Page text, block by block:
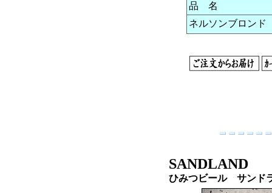
品 名
ネルソンブロン
SANDLAND
ひみつビール サンド